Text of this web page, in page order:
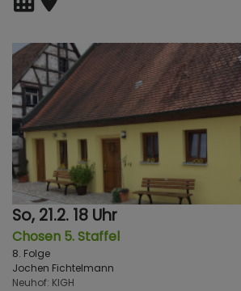
So, 21.2. 18 Uhr
Chosen 5. Staffel
8. Folge
Jochen Fichtelmann
Neuhof KlGH